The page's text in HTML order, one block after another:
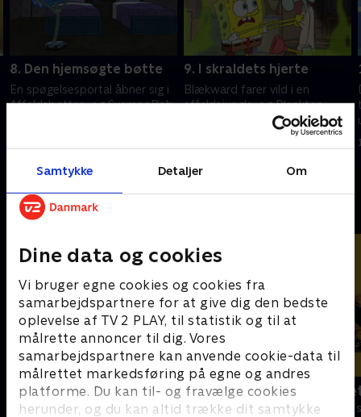
Samtykke Detaljer Om
Dine data og cookies
Vi bruger egne cookies og cookies fra
samarbejdspartnere for at give dig den bedste
oplevelse af TV 2 PLAY, til statistik og til at
målrette annoncer til dig. Vores
samarbejdspartnere kan anvende cookie-data til
målrettet markedsføring på egne og andres
platforme. Du kan til- og fravælge cookies
herunder, og du kan altid trække dit samtykke
8. Den hjemsøgte bøtte
En spøgelsesportal åbner sig i
Affaldsbøtten, og SvampeBob
9. I skraldets hjerte
Blækward farer vild i en
affaldsjungle, og Plankton
bliver fanget under en
Andre så også
F for får
Børneserier • 5 sæsoner
Spørg
Børneserier • 1